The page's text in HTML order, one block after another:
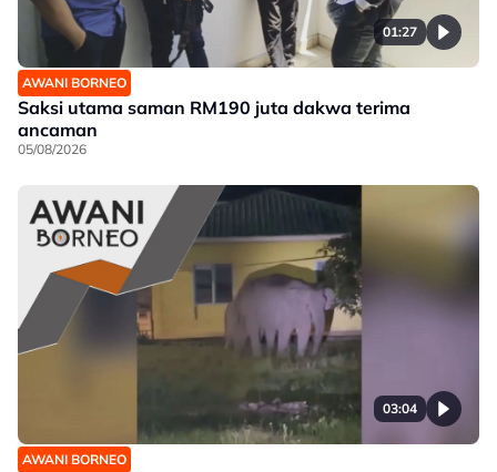
01:27
AWANI BORNEO
Saksi utama saman RM190 juta dakwa terima
ancaman
05/08/2026
03:04
AWANI BORNEO